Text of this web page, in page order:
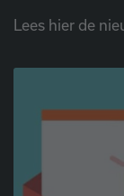
Lees hier de